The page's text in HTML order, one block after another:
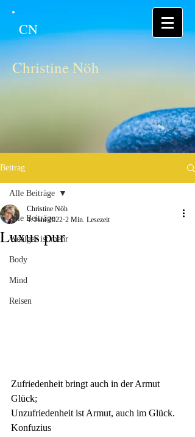
CN
Christine Nöh
Beitrag
Alle Beiträge
Weniger ist mehr
Body
Mind
Reisen
Alle Beiträge
Luxus pur
Christine Nöh
4. Juni 2022 2 Min. Lesezeit
Zufriedenheit bringt auch in der Armut
Glück;
Unzufriedenheit ist Armut, auch im Glück.
Konfuzius